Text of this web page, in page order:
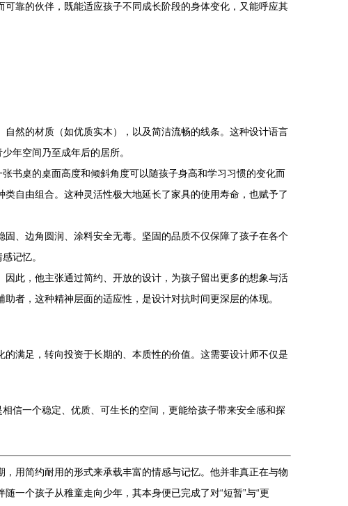
靠的伙伴，既能适应孩子不同成长阶段的身体变化，又能呼应其
然的材质（如优质实木），以及简洁流畅的线条。这种设计语言
年空间乃至成年后的居所。
书桌的桌面高度和倾斜角度可以随孩子身高和学习习惯的变化而
自由组合。这种灵活性极大地延长了家具的使用寿命，也赋予了
、边角圆润、涂料安全无毒。坚固的品质不仅保障了孩子在各个
记忆。
此，他主张通过简约、开放的设计，为孩子留出更多的想象与活
者，这种精神层面的适应性，是设计对抗时间更深层的体现。
满足，转向投资于长期的、本质性的价值。这需要设计师不仅是
信一个稳定、优质、可生长的空间，更能给孩子带来安全感和探
用简约耐用的形式来承载丰富的情感与记忆。他并非真正在与物
一个孩子从稚童走向少年，其本身便已完成了对“短暂”与“更